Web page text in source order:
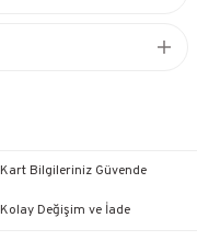
Kart Bilgileriniz Güvende
Kolay Değişim ve İade